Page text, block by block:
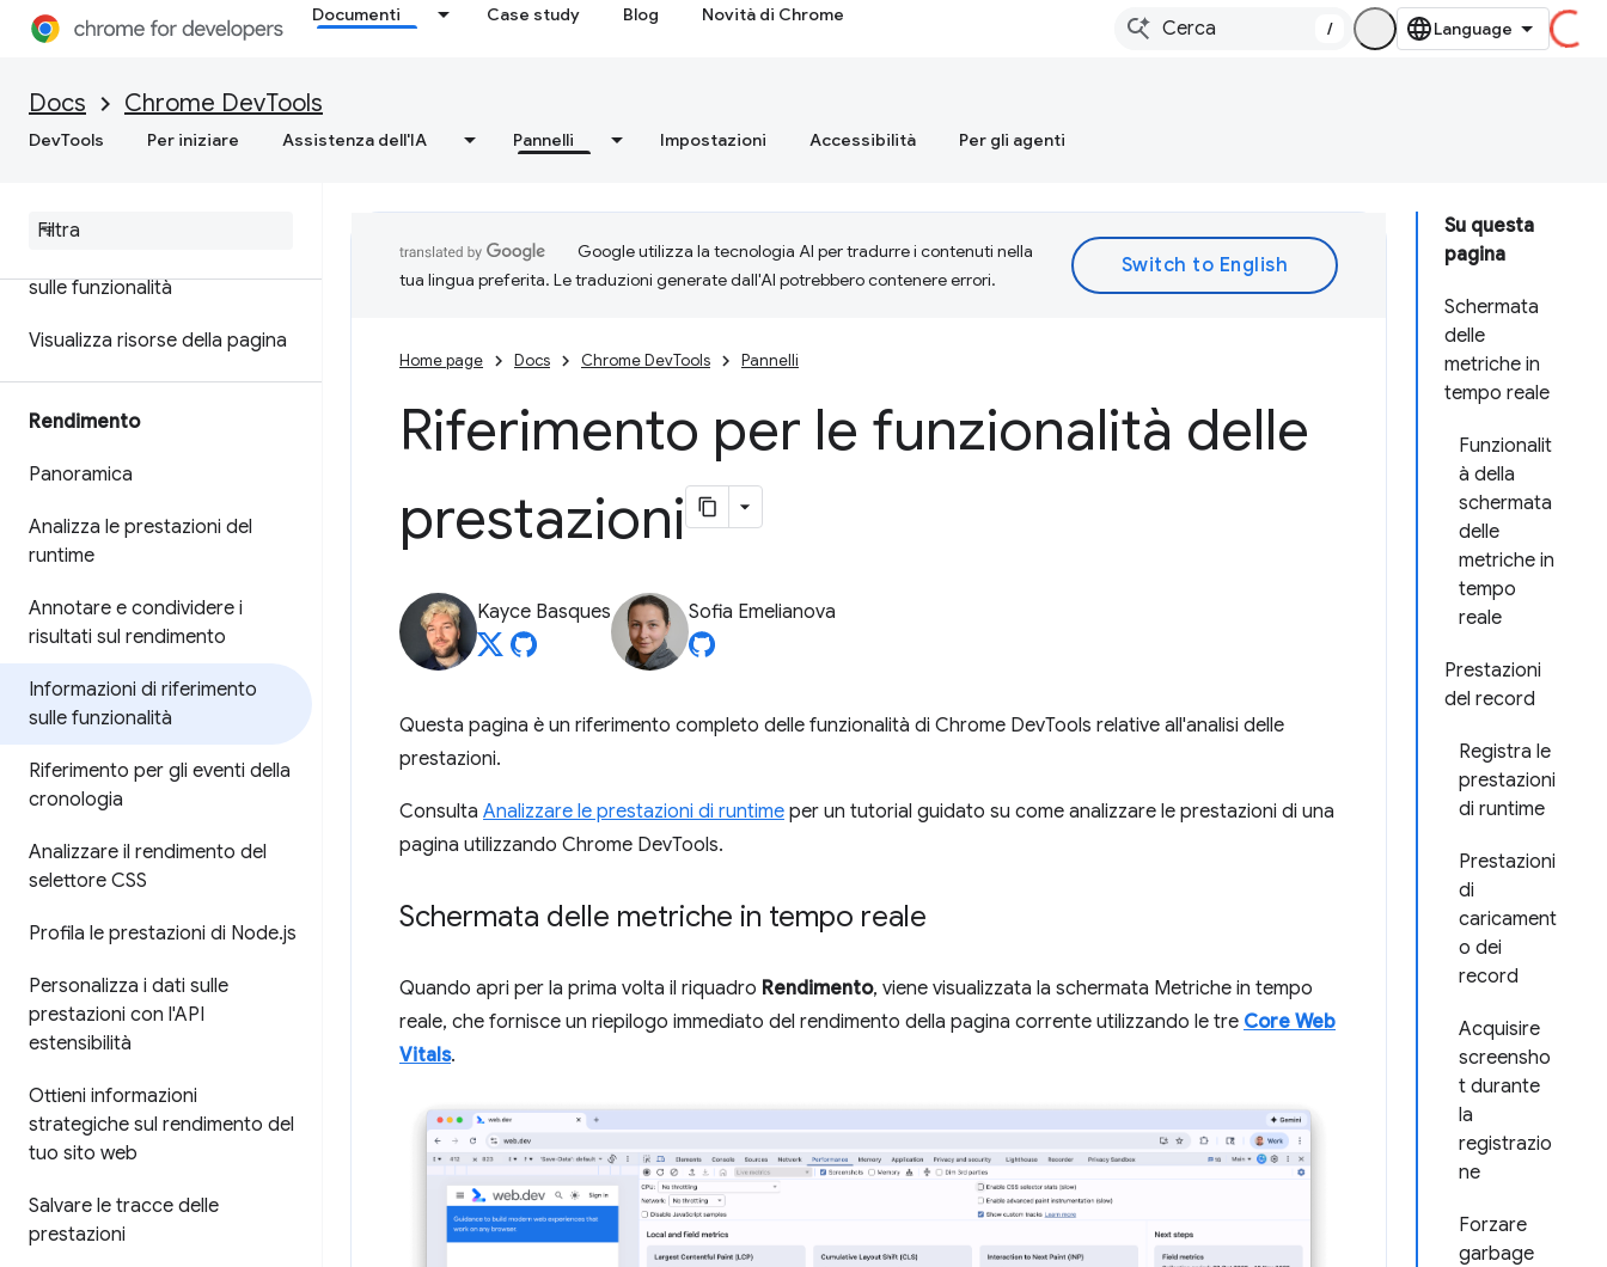
Documenti Case study Blog Novità di Chrome
/
Docs Chrome DevTools
DevTools Per iniziare Assistenza dell'IA Pannelli Impostazioni Accessibilità Per gli agenti
WebAssembly C/C++
Rete
sulle funzionalità
Visualizza risorse della pagina
Rendimento
Panoramica
Analizza le prestazioni del
runtime
Annotare e condividere i
risultati sul rendimento
Informazioni di riferimento
sulle funzionalità
Riferimento per gli eventi della
cronologia
Analizzare il rendimento del
selettore CSS
Profila le prestazioni di Node.js
Personalizza i dati sulle
prestazioni con l'API
estensibilità
Ottieni informazioni
strategiche sul rendimento del
tuo sito web
Salvare le tracce delle
prestazioni
Su questa
pagina
Schermata
delle
metriche in
tempo reale
Funzionalit
à della
schermata
delle
metriche in
tempo
reale
Prestazioni
del record
Registra le
prestazioni
di runtime
Prestazioni
di
caricament
o dei
record
Acquisire
screensho
t durante
la
registrazio
ne
Forzare
garbage
Google utilizza la tecnologia AI per tradurre i contenuti nella
tua lingua preferita. Le traduzioni generate dall'AI potrebbero contenere errori.
Home page Docs Chrome DevTools Pannelli
Riferimento per le funzionalità delle
prestazioni
Kayce Basques Sofia Emelianova
Questa pagina è un riferimento completo delle funzionalità di Chrome DevTools relative all'analisi delle
prestazioni.
Consulta Analizzare le prestazioni di runtime per un tutorial guidato su come analizzare le prestazioni di una
pagina utilizzando Chrome DevTools.
Schermata delle metriche in tempo reale
Quando apri per la prima volta il riquadro Rendimento, viene visualizzata la schermata Metriche in tempo
reale, che fornisce un riepilogo immediato del rendimento della pagina corrente utilizzando le tre Core Web
Vitals.